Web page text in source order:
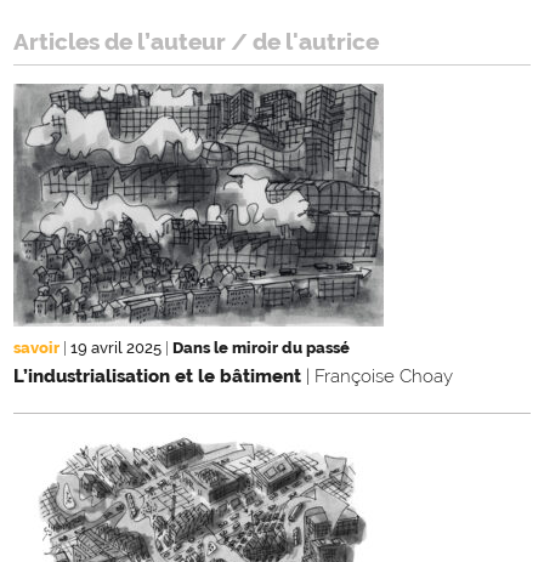
Articles de l’auteur / de l'autrice
savoir | 19 avril 2025 | Dans le miroir du passé
L’industrialisation et le bâtiment | Françoise Choay